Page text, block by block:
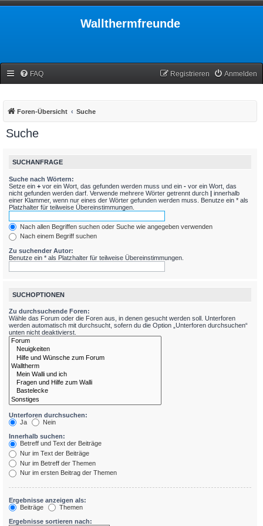
Wallthermfreunde
FAQ Anmelden
Registrieren
Foren-Übersicht Suche
Suche
SUCHANFRAGE
Suche nach Wörtern:
Setze ein + vor ein Wort, das gefunden werden muss und ein - vor ein Wort, das
nicht gefunden werden darf. Verwende mehrere Wörter getrennt durch | innerhalb
einer Klammer, wenn nur eines der Wörter gefunden werden muss. Benutze ein * als
Platzhalter für teilweise Übereinstimmungen.
Nach allen Begriffen suchen oder Suche wie angegeben verwenden
Nach einem Begriff suchen
Zu suchender Autor:
Benutze ein * als Platzhalter für teilweise Übereinstimmungen.
SUCHOPTIONEN
Zu durchsuchende Foren:
Wähle das Forum oder die Foren aus, in denen gesucht werden soll. Unterforen
werden automatisch mit durchsucht, sofern du die Option „Unterforen durchsuchen“
unten nicht deaktivierst.
Unterforen durchsuchen:
Ja
Nein
Innerhalb suchen:
Betreff und Text der Beiträge
Nur im Text der Beiträge
Nur im Betreff der Themen
Nur im ersten Beitrag der Themen
Ergebnisse anzeigen als:
Beiträge
Themen
Ergebnisse sortieren nach: